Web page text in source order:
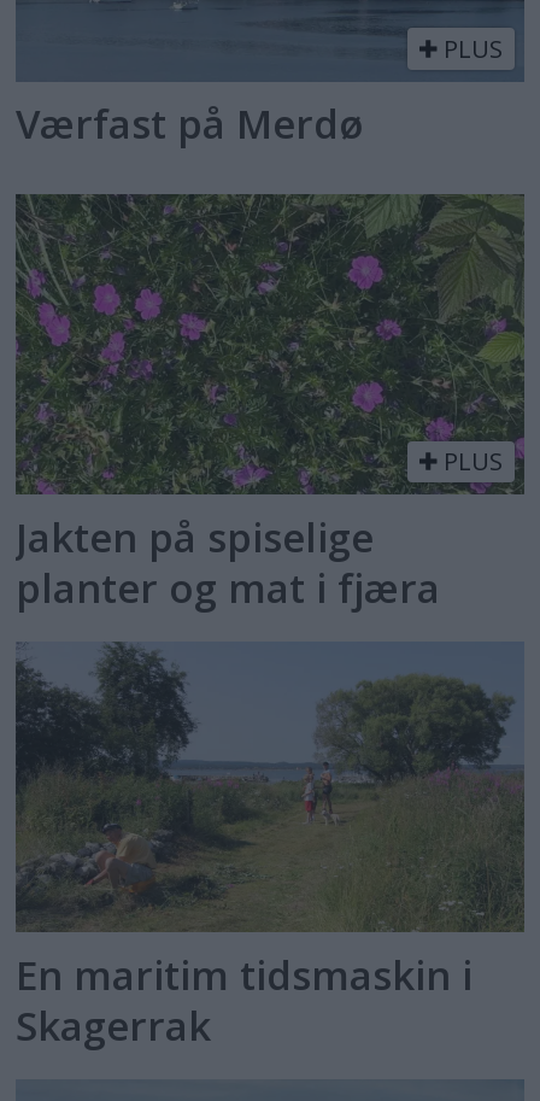
PLUS
Værfast på Merdø
PLUS
Jakten på spiselige
planter og mat i fjæra
En maritim tidsmaskin i
Skagerrak